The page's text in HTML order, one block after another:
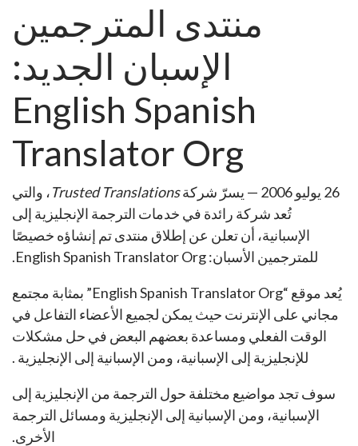
منتدى المترجمين
الإسبان الجديد:
English Spanish
Translator Org
26 يوليو 2006 — يسرّ شركة Trusted Translations، والتي
تُعد شركة رائدة في خدمات الترجمة الإنجليزية إلى
الإسبانية، أن تعلن عن إطلاق منتدى تم إنشاؤه خصيصًا
للمترجمين الأسبان: English Spanish Translator Org.
يُعد موقع “English Spanish Translator Org” بمثابة مجتمع
مجاني على الإنترنت حيث يمكن لجميع الأعضاء التفاعل في
الوقت الفعلي ومساعدة بعضهم البعض في حل مشكلات
للإنجليزية إلى الإسبانية، ومن الإسبانية إلى الإنجليزية .
سوف تجد مواضيع مختلفة حول الترجمة من الإنجليزية إلى
الإسبانية، ومن الإسبانية إلى الإنجليزية ومسائل الترجمة
الأخرى.